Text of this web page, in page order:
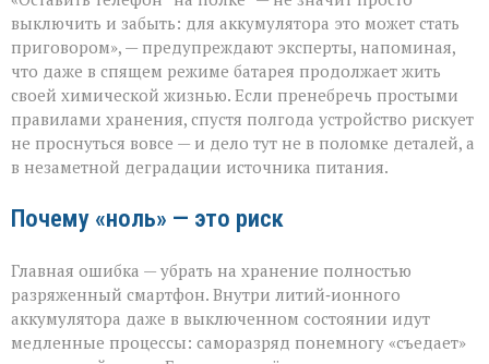
спасибо:
хранения
гаджета
выключить и забыть: для аккумулятора это может стать
приговором», — предупреждают эксперты, напоминая,
что даже в спящем режиме батарея продолжает жить
своей химической жизнью. Если пренебречь простыми
правилами хранения, спустя полгода устройство рискует
не проснуться вовсе — и дело тут не в поломке деталей, а
в незаметной деградации источника питания.
Почему «ноль» — это риск
Главная ошибка — убрать на хранение полностью
разряженный смартфон. Внутри литий‑ионного
аккумулятора даже в выключенном состоянии идут
медленные процессы: саморазряд понемногу «съедает»